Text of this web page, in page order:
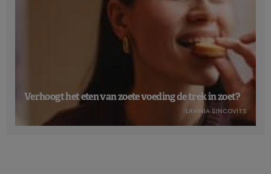
Verhoogt het eten van zoete voeding de trek in zoet?
LAVINIA SINCOVITS